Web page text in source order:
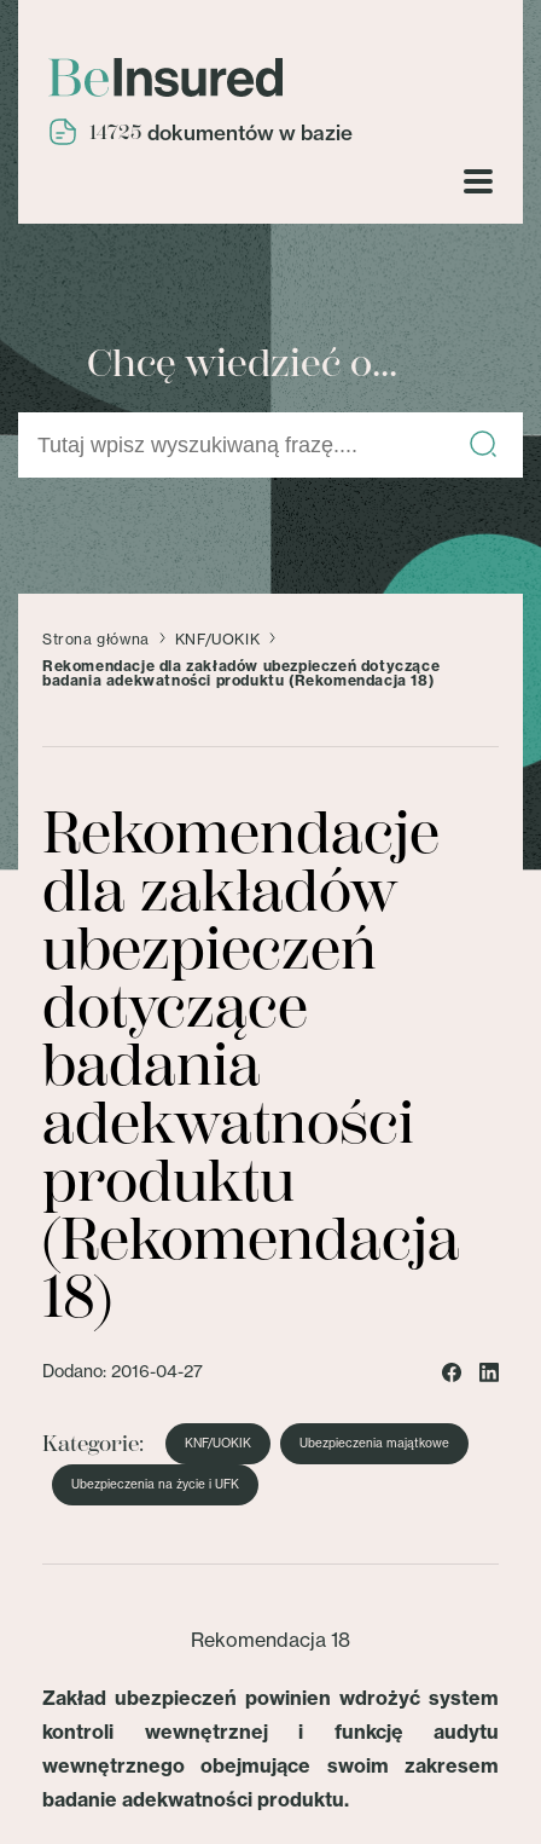
14725 dokumentów w bazie
Chcę wiedzieć o...
Strona główna
KNF/UOKIK
Rekomendacje dla zakładów ubezpieczeń dotyczące
badania adekwatności produktu (Rekomendacja 18)
Rekomendacje
dla zakładów
ubezpieczeń
dotyczące
badania
adekwatności
produktu
(Rekomendacja
18)
Dodano: 2016-04-27
Kategorie: KNF/UOKIK Ubezpieczenia majątkowe
Ubezpieczenia na życie i UFK
Rekomendacja 18
Zakład ubezpieczeń powinien wdrożyć system
kontroli wewnętrznej i funkcję audytu
wewnętrznego obejmujące swoim zakresem
badanie adekwatności produktu.